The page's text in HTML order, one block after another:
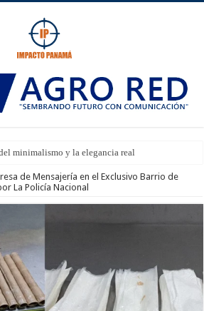
minimalismo y la elegancia real
de Mensajería en el Exclusivo Barrio de
La Policía Nacional